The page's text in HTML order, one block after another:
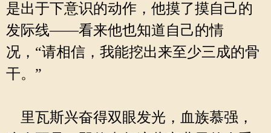
是出于下意识的动作，他摸了摸自己的
发际线——看来他也知道自己的情
况，“请相信，我能挖出来至少三成的骨
干。”
里瓦斯兴奋得双眼发光，血族慕强，